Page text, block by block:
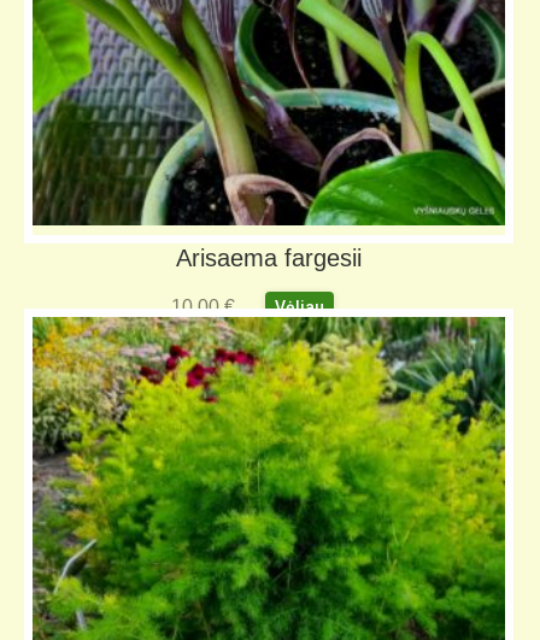
Arisaema fargesii
10,00€ Vėliau